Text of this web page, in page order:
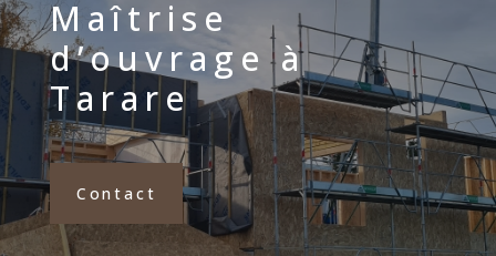
Maîtrise
d’ouvrage à
Tarare
Contact